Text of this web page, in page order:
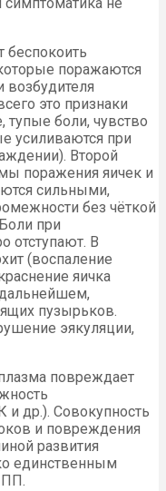
поражаются
возбудителя
это признаки
тупые боли, чувство
усиливаются при
Второй
поражения яичек и
сильными,
без чёткой
при
отступают. В
(воспаление
яичка
дальнейшем,
пузырьков.
эякуляции,
повреждает
др.). Совокупность
и повреждения
развития
единственным